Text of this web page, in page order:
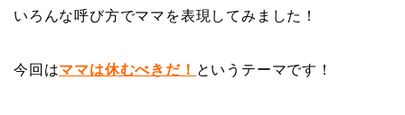
いろんな呼び方でママを表現してみました！
今回はママは休むべきだ！ というテーマです！